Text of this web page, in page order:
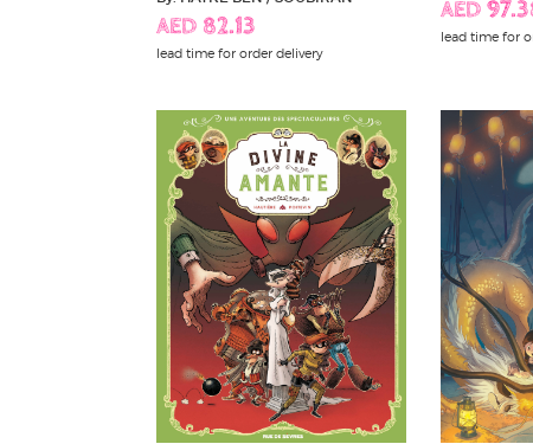
AED 82.13
lead time for order delivery
AED
lead time for